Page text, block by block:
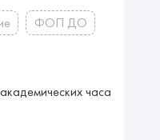
ФОП ДО
часа